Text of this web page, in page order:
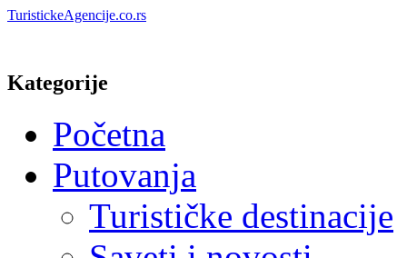
TuristickeAgencije.co.rs
Kategorije
Početna
Putovanja
Turističke destinacije